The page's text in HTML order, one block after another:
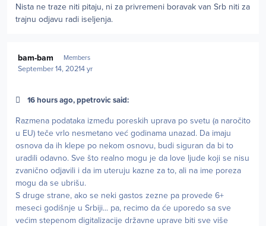
Nista ne traze niti pitaju, ni za privremeni boravak van Srb niti za
trajnu odjavu radi iseljenja.
bam-bam Members
September 14, 20214 yr
16 hours ago, ppetrovic said:
Razmena podataka između poreskih uprava po svetu (a naročito
u EU) teče vrlo nesmetano već godinama unazad. Da imaju
osnova da ih klepe po nekom osnovu, budi siguran da bi to
uradili odavno. Sve što realno mogu je da love ljude koji se nisu
zvanično odjavili i da im uteruju kazne za to, ali na ime poreza
mogu da se ubrišu.
S druge strane, ako se neki gastos zezne pa provede 6+
meseci godišnje u Srbiji... pa, recimo da će uporedo sa sve
većim stepenom digitalizacije državne uprave biti sve više